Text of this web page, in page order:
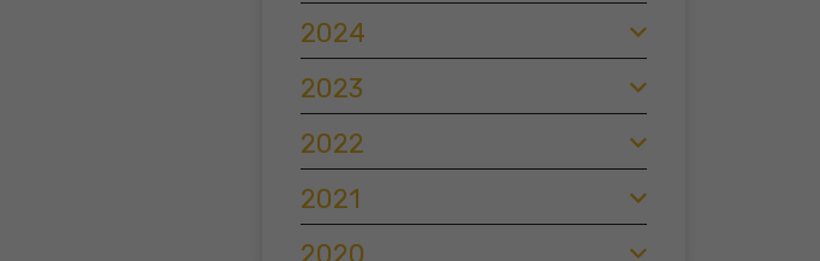
2024
2023
2022
2021